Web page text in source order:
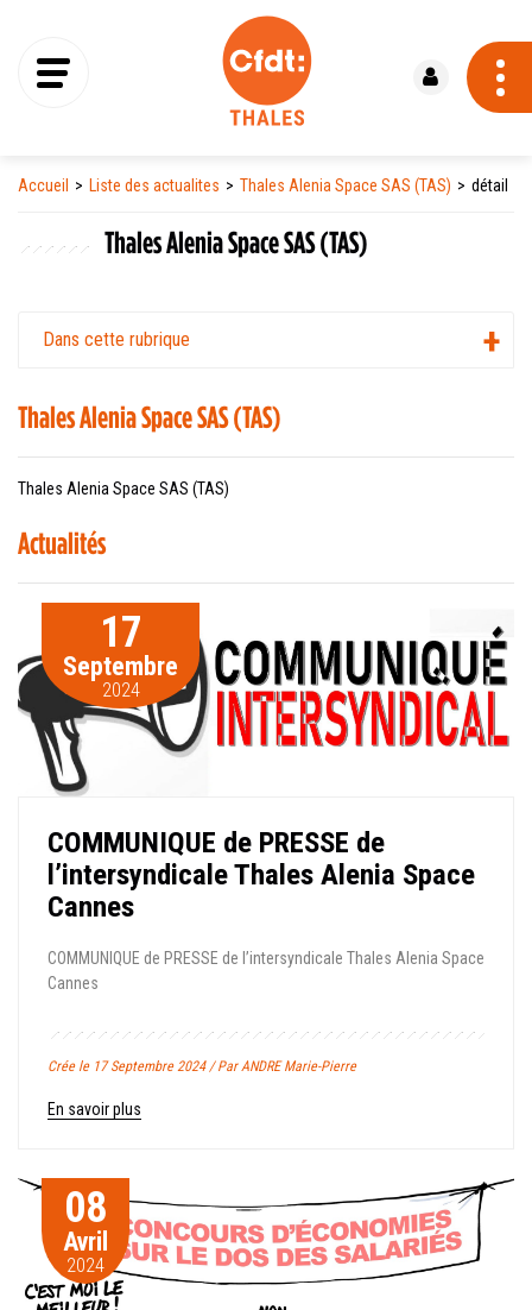
Accueil Liste des actualites Thales Alenia Space SAS (TAS) détail
Thales Alenia Space SAS (TAS)
Dans cette rubrique
Thales Alenia Space SAS (TAS)
Thales Alenia Space SAS (TAS)
Actualités
17
Septembre
2024
COMMUNIQUE de PRESSE de
l’intersyndicale Thales Alenia Space
Cannes
COMMUNIQUE de PRESSE de l’intersyndicale Thales Alenia Space
Cannes
Crée le 17 Septembre 2024 / Par ANDRE Marie-Pierre
En savoir plus
08
Avril
2024